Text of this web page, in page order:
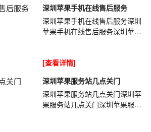
深圳苹果手机在线售后服务
深圳苹果手机在线售后服务深圳
苹果手机在线售后服务深圳苹果
无法充电是无...
[查看详情]
深圳苹果服务站几点关门
深圳苹果服务站几点关门深圳苹
果服务站几点关门深圳苹果服务